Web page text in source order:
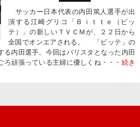
サッカー日本代表の内田篤人選手が出
演する江崎グリコ「Ｂｉｔｔｅ（ビッ
テ）」の新しいＴＶＣＭが、２２日から
全国でオンエアされる。 「ビッテ」の
る内田選手。今回はバリスタとなった内田
ろ頑張っている主婦に優しくね・・・ 続き